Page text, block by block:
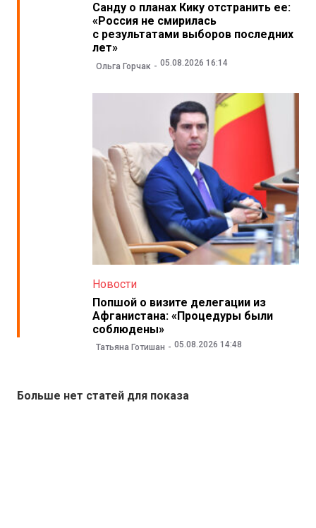
Санду о планах Кику отстранить ее:
«Россия не смирилась
с результатами выборов последних
лет»
Ольга Горчак 05.08.2026 16:14
Новости
Попшой о визите делегации из
Афганистана: «Процедуры были
соблюдены»
Татьяна Готишан 05.08.2026 14:48
Больше нет статей для показа